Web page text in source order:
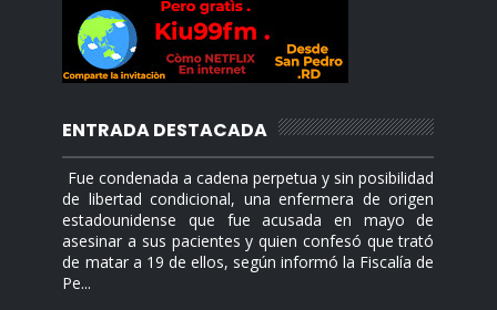
ENTRADA DESTACADA
Fue condenada a cadena perpetua y sin posibilidad
de libertad condicional, una enfermera de origen
estadounidense que fue acusada en mayo de
asesinar a sus pacientes y quien confesó que trató
de matar a 19 de ellos, según informó la Fiscalía de
Pe...